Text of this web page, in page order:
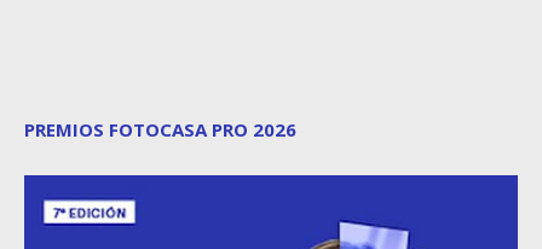
PREMIOS FOTOCASA PRO 2026